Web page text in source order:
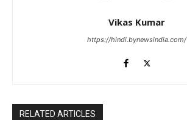
Vikas Kumar
https://hindi.bynewsindia.com/
RELATED ARTICLES